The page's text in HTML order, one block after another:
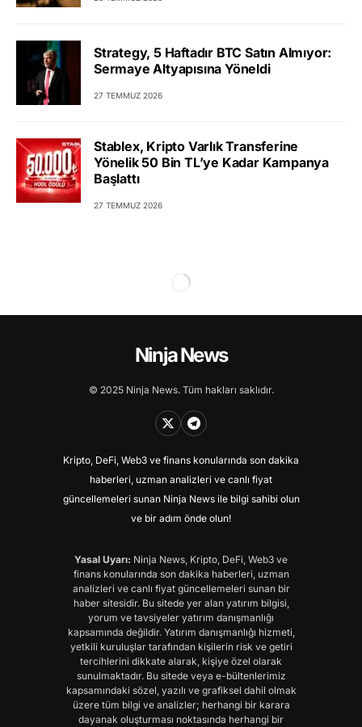
Strategy, 5 Haftadır BTC Satın Almıyor:
Sermaye Altyapısına Yöneldi
27 TEMMUZ 2026
Stablex, Kripto Varlık Transferine
Yönelik 50 Bin TL’ye Kadar Kampanya
Başlattı
27 TEMMUZ 2026
Ninja News
© 2025 Ninja News. Tüm hakları saklıdır.
Kripto, DeFi, Web3 ve finans konularında son dakika
haberleri, uzman analizleri ve canlı fiyat
güncellemeleri sunan Ninja News ile bilgi sahibi olun
ve bir adım önde olun!
Yasal Uyarı: Ninja News, Kripto, DeFi, Web3 ve
finans konularında son dakika haberleri, uzman
analizleri ve canlı fiyat güncellemeleri sunan bir
haber sitesidir. Bu sitede yer alan yatırım bilgisi,
yorum ve tavsiyeler yatırım danışmanlığı
kapsamında değildir. Yatırım danışmanlığı hizmeti,
yetkili kuruluşlar tarafından kişilerin risk ve getiri
tercihlerini dikkate alarak, kişiye özel olarak
sunulmaktadır. Bu sitede veya e-bültenlerimiz
kapsamındaki sözel, yazılı ve grafiksel dahil olmak
üzere tüm bilgi ve analizler; herhangi bir karara
dayanak oluşturması noktasında herhangi bir